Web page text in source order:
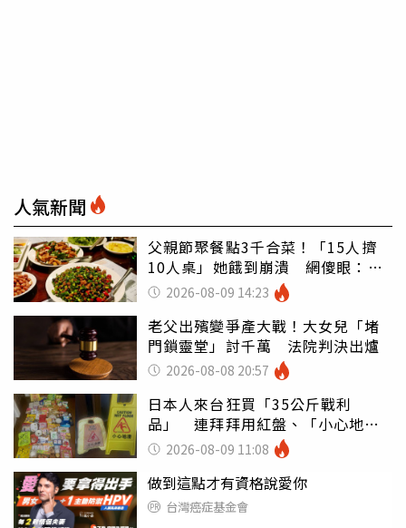
人氣新聞
父親節聚餐點3千合菜！「15人擠
10人桌」她餓到崩潰 網傻眼：讓
店家看笑話
2026-08-09 14:23
老父出殯變爭產大戰！大女兒「堵
門鎖靈堂」討千萬 法院判決出爐
2026-08-08 20:57
日本人來台狂買「35公斤戰利
品」 連拜拜用紅盤、「小心地
滑」告示牌也帶回家
2026-08-09 11:08
做到這點才有資格說愛你
台灣癌症基金會